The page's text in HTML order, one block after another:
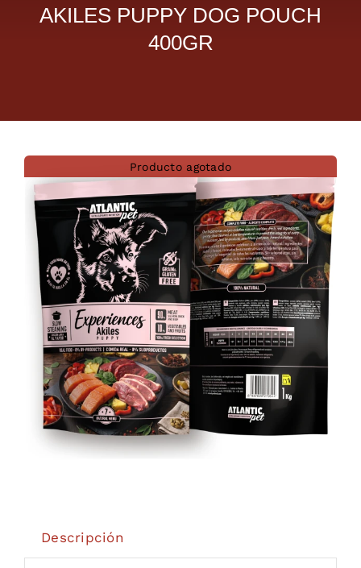
Antiparasitarios
Arenas
Descanso
Super Ofertas
Contacto
AKILES PUPPY DOG POUCH
400GR
Producto agotado
Descripción